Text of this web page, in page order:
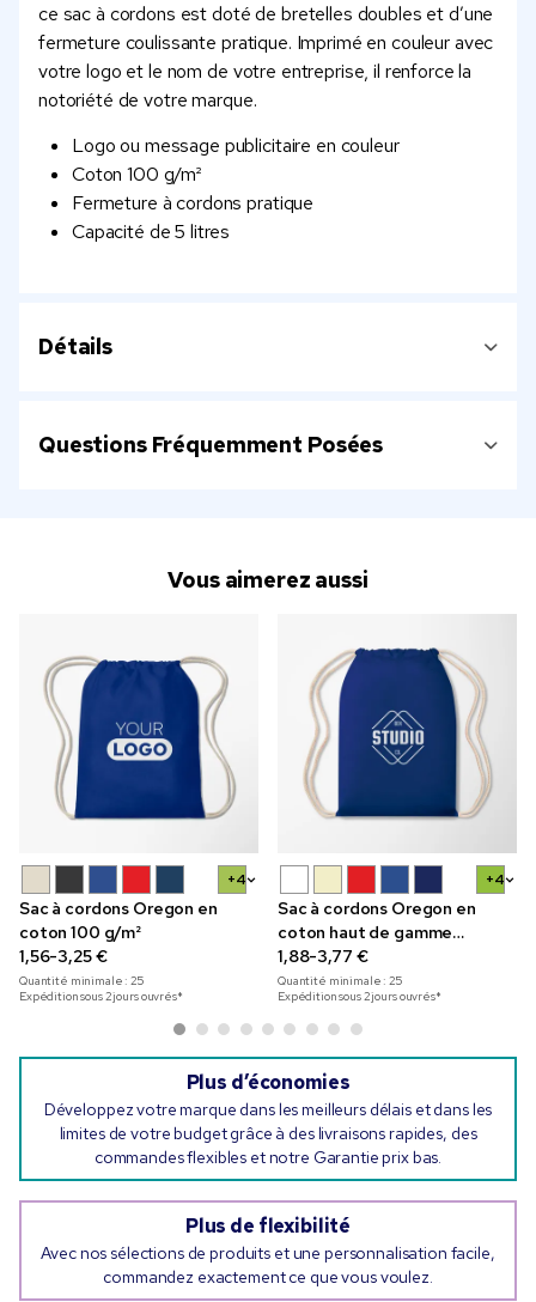
ce sac à cordons est doté de bretelles doubles et d’une
fermeture coulissante pratique. Imprimé en couleur avec
votre logo et le nom de votre entreprise, il renforce la
notoriété de votre marque.
Logo ou message publicitaire en couleur
Coton 100 g/m²
Fermeture à cordons pratique
Capacité de 5 litres
Détails
Questions Fréquemment Posées
Vous aimerez aussi
+4
Sac à cordons Oregon en
coton 100 g/m²
1,56-3,25 €
Quantité minimale :25
Expédition sous 2 jours ouvrés*
+4
Sac à cordons Oregon en
coton haut de gamme
140 g/m²
1,88-3,77 €
Quantité minimale :25
Expédition sous 2 jours ouvrés*
Plus d’économies
Développez votre marque dans les meilleurs délais et dans les
limites de votre budget grâce à des livraisons rapides, des
commandes flexibles et notre Garantie prix bas.
Plus de flexibilité
Avec nos sélections de produits et une personnalisation facile,
commandez exactement ce que vous voulez.